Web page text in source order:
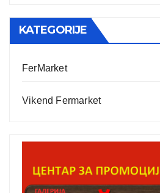
KATEGORIJE
FerMarket
Vikend Fermarket